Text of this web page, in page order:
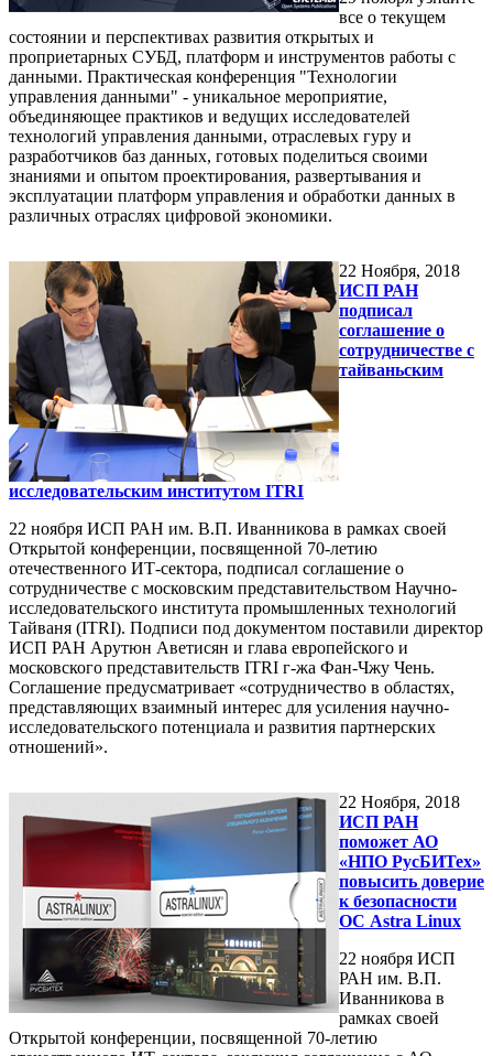
все о текущем
состоянии и перспективах развития открытых и
проприетарных СУБД, платформ и инструментов работы с
данными. Практическая конференция "Технологии
управления данными" - уникальное мероприятие,
объединяющее практиков и ведущих исследователей
технологий управления данными, отраслевых гуру и
разработчиков баз данных, готовых поделиться своими
знаниями и опытом проектирования, развертывания и
эксплуатации платформ управления и обработки данных в
различных отраслях цифровой экономики.
22 Ноября, 2018
ИСП РАН
подписал
соглашение о
сотрудничестве с
тайваньским
исследовательским институтом ITRI
22 ноября ИСП РАН им. В.П. Иванникова в рамках своей
Открытой конференции, посвященной 70-летию
отечественного ИТ-сектора, подписал соглашение о
сотрудничестве с московским представительством Научно-
исследовательского института промышленных технологий
Тайваня (ITRI). Подписи под документом поставили директор
ИСП РАН Арутюн Аветисян и глава европейского и
московского представительств ITRI г-жа Фан-Чжу Чень.
Соглашение предусматривает «сотрудничество в областях,
представляющих взаимный интерес для усиления научно-
исследовательского потенциала и развития партнерских
отношений».
22 Ноября, 2018
ИСП РАН
поможет АО
«НПО РусБИТех»
повысить доверие
к безопасности
ОС Astra Linux
22 ноября ИСП
РАН им. В.П.
Иванникова в
рамках своей
Открытой конференции, посвященной 70-летию